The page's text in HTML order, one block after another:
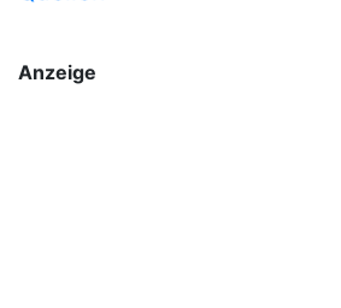
Anzeige